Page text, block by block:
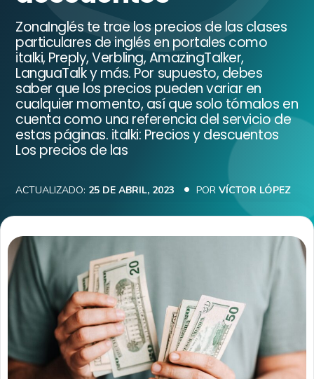
ZonaInglés te trae los precios de las clases
particulares de inglés en portales como
italki, Preply, Verbling, AmazingTalker,
LanguaTalk y más. Por supuesto, debes
saber que los precios pueden variar en
cualquier momento, así que solo tómalos en
cuenta como una referencia del servicio de
estas páginas. italki: Precios y descuentos
Los precios de las
ACTUALIZADO: 25 DE ABRIL, 2023 POR VÍCTOR LÓPEZ